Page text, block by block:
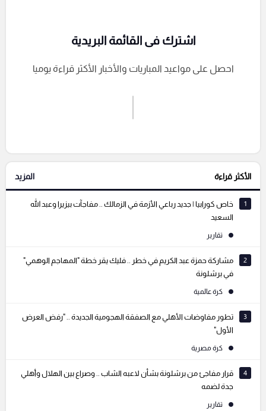
إرسال تعليق
التعليقات السابقة
اشترك فى القائمة البريدية
احصل على مواعيد المباريات والأخبار الأكثر قراءة يوميا
الأكثر قراءة المزيد
1
خاص كورابيا | جديد رباعي الأزمة في الزمالك .. مفاجآت بيزيرا وعبد الله
السعيد
تقارير
2
مشاركة حمزة عبد الكريم في خطر .. فليك يقر خطة "المهاجم الوهمي"
في برشلونة
كرة عالمية
3
تطور مفاوضات الأهلي مع الصفقة الهجومية الجديدة .. "رفض العرض
الأول"
كرة مصرية
4
قرار مفاجئ من برشلونة بشأن لاعبه الشاب .. وصراع بين الهلال وأهلي
جدة لضمه
تقارير